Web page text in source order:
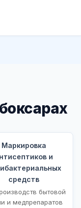
Маркировка
и
средств
бытовой
и медпрепаратов